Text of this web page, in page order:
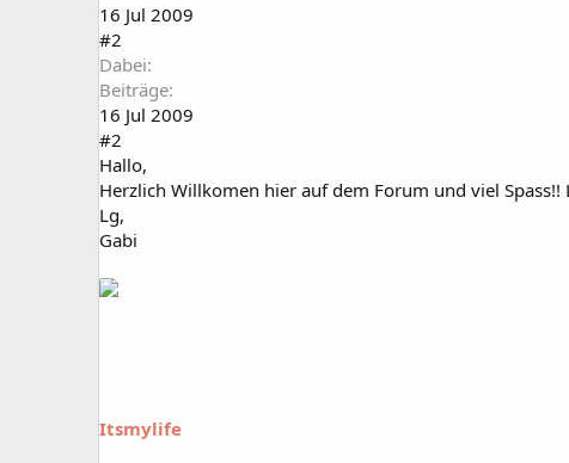
16 Jul 2009
#2
Dabei
Beiträge
16 Jul 2009
#2
Hallo,
Herzlich Willkomen hier auf dem Forum und viel
Lg,
Gabi
Itsmylife